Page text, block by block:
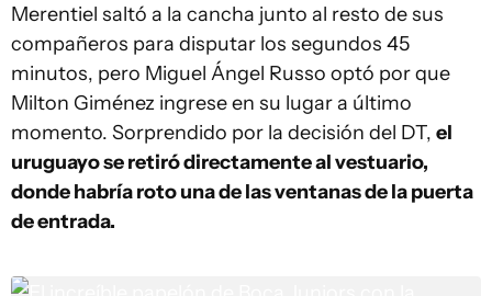
Merentiel saltó a la cancha junto al resto de sus
compañeros para disputar los segundos 45
minutos, pero Miguel Ángel Russo optó por que
Milton Giménez ingrese en su lugar a último
momento. Sorprendido por la decisión del DT, el
uruguayo se retiró directamente al vestuario,
donde habría roto una de las ventanas de la puerta
de entrada.